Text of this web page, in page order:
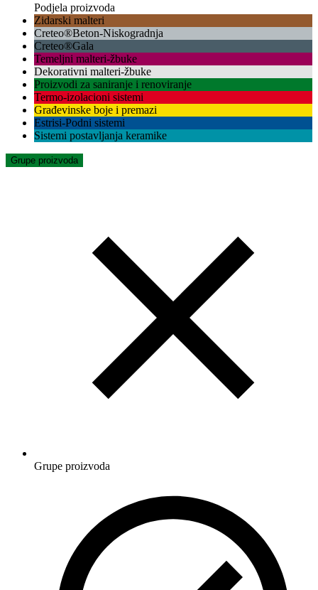
Podjela proizvoda
Zidarski malteri
Creteo®Beton-Niskogradnja
Creteo®Gala
Temeljni malteri-žbuke
Dekorativni malteri-žbuke
Proizvodi za saniranje i renoviranje
Termo-izolacioni sistemi
Građevinske boje i premazi
Estrisi-Podni sistemi
Sistemi postavljanja keramike
Grupe proizvoda
Grupe proizvoda